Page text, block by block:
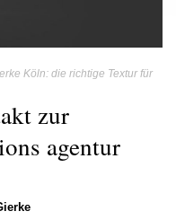
Köln: die richtige Textur für
zur
agentur